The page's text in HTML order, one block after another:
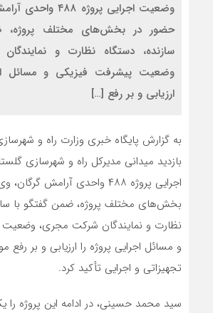
وضعیت اجرایی پروژه
حضور در بخش‌های مختلف پروژه،
سازنده، دستگاه نظارت و
وضعیت پیشرفت فیزیکی و مسائل
ارزیابی و بر رفع […]
به گزارش پایگاه خبری وزارت راه و
بازدید میدانی مدیرکل راه و شهرسازی
اجرایی پروژه ۴۸۸ واحدی آرامش
بخش‌های مختلف پروژه، ضمن گفتگو با
نظارت و نمایندگان شرکت مجری،
و مسائل اجرایی پروژه را ارزیابی و بر رفع
تجهیزاتی و اجرایی تأکید کرد.
سید محمد حسینی، در ادامه این پروژه را